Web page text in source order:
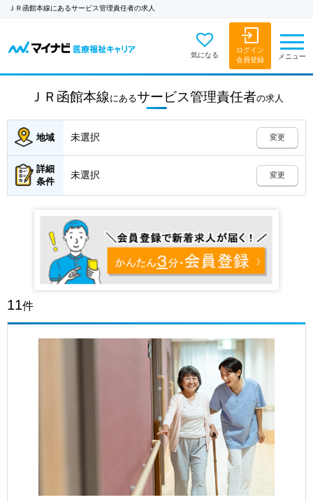
ＪＲ函館本線にあるサービス管理責任者の求人
気になる
ログイン
会員登録
メニュー
ＪＲ函館本線 にあるサービス管理責任者の求人
地域 未選択 変更
詳細
条件
未選択 変更
11件